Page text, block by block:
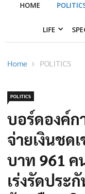
HOME
LIFE
Home POLITICS
POLITICS
บอร์ดองค์ก
จ่ายเงินชด
บาท 961 ค
เร่งรัดประ